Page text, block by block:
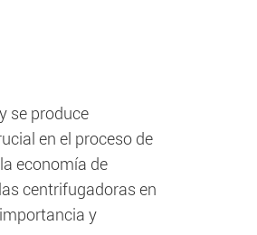
se produce
en el proceso de
economía de
centrifugadoras en
y